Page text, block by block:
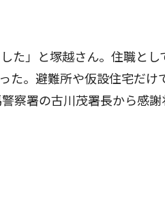
た」と塚越さん。住職とし
た。避難所や仮設住宅だけ
察署の古川茂署長から感謝